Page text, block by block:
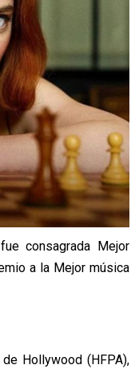
consagrada Mejor
a la Mejor música
Hollywood (HFPA),